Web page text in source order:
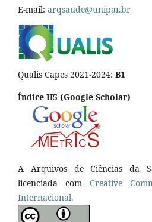
E-mail: arqsaude@unipar.br
Qualis Capes 2021-2024: B1
Índice H5 (Google Scholar)
A Arquivos de Ciências da
licenciada com Creative
Internacional.